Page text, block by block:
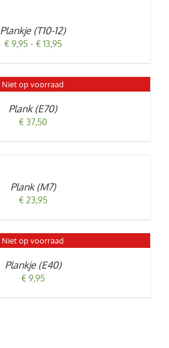
Plankje (T10-12)
€9,95 - €13,95Prijsklasse:
€ 13,95
Niet op voorraad
Plank (E70)
€ 37,50
Plank (M7)
€23,95
Niet op voorraad
Plankje (E40)
€9,95